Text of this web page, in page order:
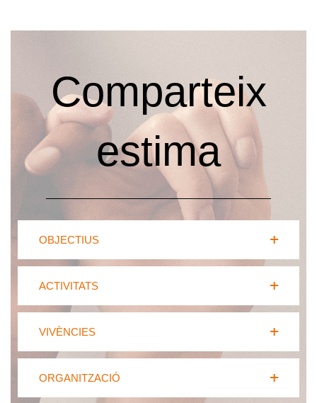
Comparteix
estima
OBJECTIUS
ACTIVITATS
VIVÈNCIES
ORGANITZACIÓ